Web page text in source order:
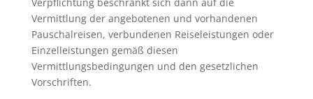
Vermittlung der angebotenen und vorhandenen
Pauschalreisen, verbundenen Reiseleistungen oder
Einzelleistungen gemäß diesen
Vermittlungsbedingungen und den gesetzlichen
Vorschriften.